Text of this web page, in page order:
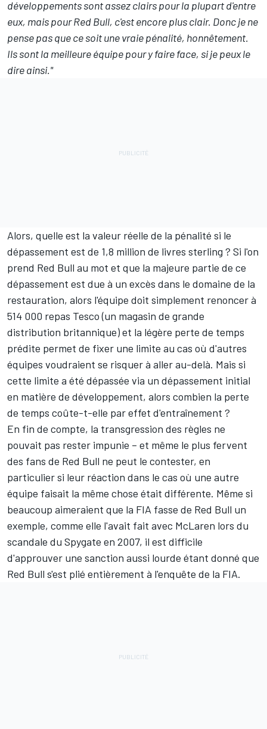
développements sont assez clairs pour la plupart d'entre
eux, mais pour Red Bull, c'est encore plus clair. Donc je ne
pense pas que ce soit une vraie pénalité, honnêtement.
Ils sont la meilleure équipe pour y faire face, si je peux le
dire ainsi."
Alors, quelle est la valeur réelle de la pénalité si le
dépassement est de 1,8 million de livres sterling ? Si l'on
prend Red Bull au mot et que la majeure partie de ce
dépassement est due à un excès dans le domaine de la
restauration, alors l'équipe doit simplement renoncer à
514 000 repas Tesco (un magasin de grande
distribution britannique) et la légère perte de temps
prédite permet de fixer une limite au cas où d'autres
équipes voudraient se risquer à aller au-delà. Mais si
cette limite a été dépassée via un dépassement initial
en matière de développement, alors combien la perte
de temps coûte-t-elle par effet d'entraînement ?
En fin de compte, la transgression des règles ne
pouvait pas rester impunie – et même le plus fervent
des fans de Red Bull ne peut le contester, en
particulier si leur réaction dans le cas où une autre
équipe faisait la même chose était différente. Même si
beaucoup aimeraient que la FIA fasse de Red Bull un
exemple, comme elle l'avait fait avec McLaren lors du
scandale du Spygate en 2007, il est difficile
d'approuver une sanction aussi lourde étant donné que
Red Bull s'est plié entièrement à l'enquête de la FIA.